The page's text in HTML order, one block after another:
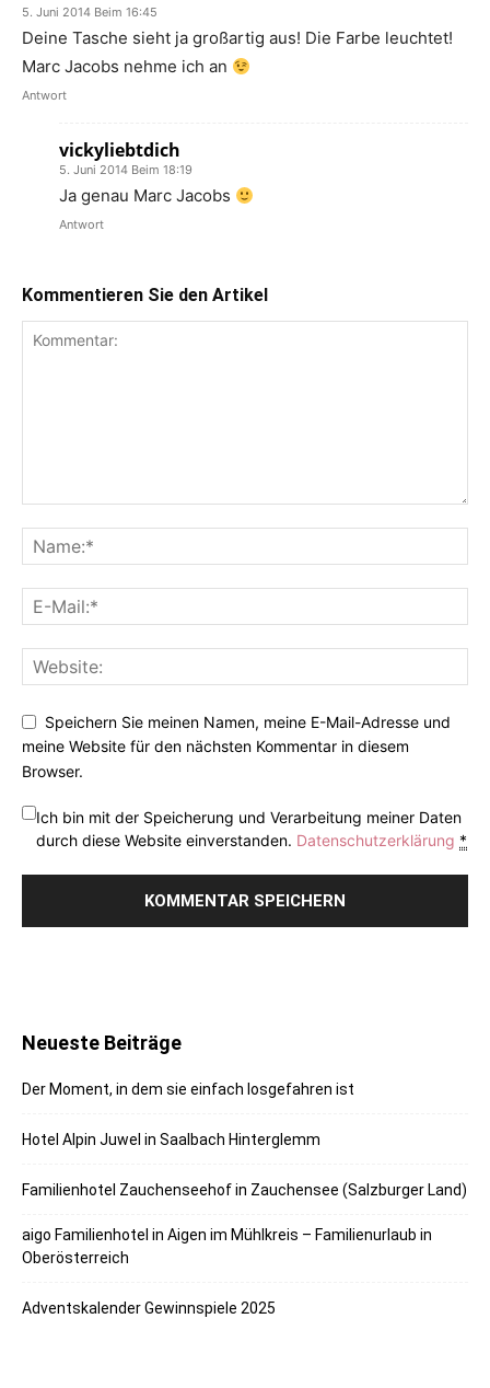
5. Juni 2014 Beim 16:45
Deine Tasche sieht ja großartig aus! Die Farbe leuchtet!
Marc Jacobs nehme ich an
Antwort
vickyliebtdich
5. Juni 2014 Beim 18:19
Ja genau Marc Jacobs
Antwort
Kommentieren Sie den Artikel
Speichern Sie meinen Namen, meine E-Mail-Adresse und
meine Website für den nächsten Kommentar in diesem
Browser.
Ich bin mit der Speicherung und Verarbeitung meiner Daten
durch diese Website einverstanden. Datenschutzerklärung *
Neueste Beiträge
Der Moment, in dem sie einfach losgefahren ist
Hotel Alpin Juwel in Saalbach Hinterglemm
Familienhotel Zauchenseehof in Zauchensee (Salzburger Land)
aigo Familienhotel in Aigen im Mühlkreis – Familienurlaub in
Oberösterreich
Adventskalender Gewinnspiele 2025